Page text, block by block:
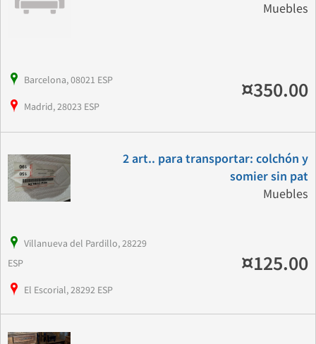
Muebles
Barcelona, 08021 ESP
Madrid, 28023 ESP
¤350.00
2 art.. para transportar: colchón y
somier sin pat
Muebles
Villanueva del Pardillo, 28229
ESP
El Escorial, 28292 ESP
¤125.00